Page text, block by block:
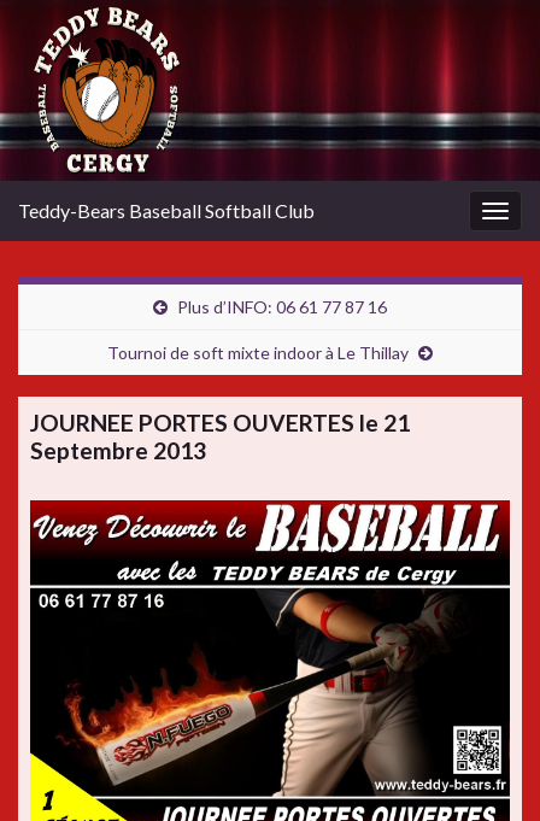
Teddy-Bears Baseball Softball Club
Plus d’INFO: 06 61 77 87 16
Tournoi de soft mixte indoor à Le Thillay
JOURNEE PORTES OUVERTES le 21
Septembre 2013